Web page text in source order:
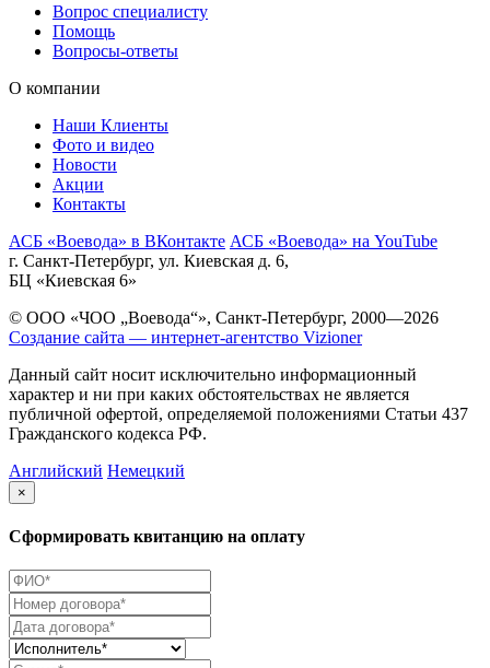
Вопрос специалисту
Помощь
Вопросы-ответы
О компании
Наши Клиенты
Фото и видео
Новости
Акции
Контакты
АСБ «Воевода» в ВКонтакте АСБ «Воевода» на YouTube
г. Санкт-Петербург, ул. Киевская д. 6,
БЦ «Киевская 6»
© ООО «ЧОО „Воевода“», Санкт-Петербург, 2000—2026
Создание сайта — интернет-агентство Vizioner
Данный сайт носит исключительно информационный
характер и ни при каких обстоятельствах не является
публичной офертой, определяемой положениями Статьи 437
Гражданского кодекса РФ.
Английский Немецкий
×
Сформировать квитанцию на оплату